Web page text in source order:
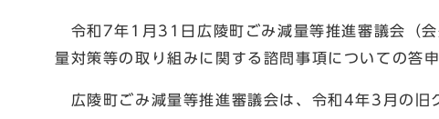
令和7年1月31日広陵町ごみ減量等推進審議会（
量対策等の取り組みに関する諮問事項についての答
広陵町ごみ減量等推進審議会は、令和4年3月の旧